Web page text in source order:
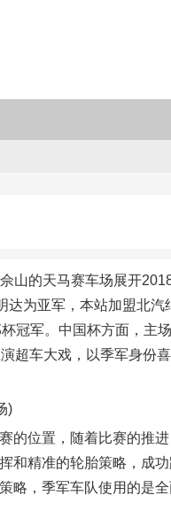
山的天马赛车场展开
为亚军，本站加盟北汽
冠军。中国杯方面，主
超车大戏，以季军身份
)
的位置，随着比赛的推
精准的轮胎策略，成功
略，季军车队使用的是